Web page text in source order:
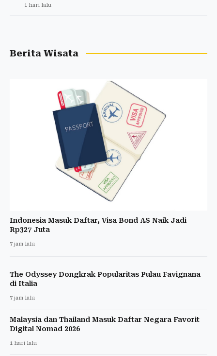
1 hari lalu
Berita Wisata
Indonesia Masuk Daftar, Visa Bond AS Naik Jadi
Rp327 Juta
7 jam lalu
The Odyssey Dongkrak Popularitas Pulau Favignana
di Italia
7 jam lalu
Malaysia dan Thailand Masuk Daftar Negara Favorit
Digital Nomad 2026
1 hari lalu